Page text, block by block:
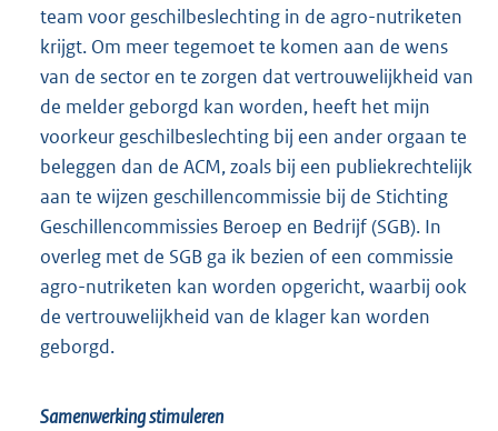
team voor geschilbeslechting in de agro-nutriketen
krijgt. Om meer tegemoet te komen aan de wens
van de sector en te zorgen dat vertrouwelijkheid van
de melder geborgd kan worden, heeft het mijn
voorkeur geschilbeslechting bij een ander orgaan te
beleggen dan de ACM, zoals bij een publiekrechtelijk
aan te wijzen geschillencommissie bij de Stichting
Geschillencommissies Beroep en Bedrijf (SGB). In
overleg met de SGB ga ik bezien of een commissie
agro-nutriketen kan worden opgericht, waarbij ook
de vertrouwelijkheid van de klager kan worden
geborgd.
Samenwerking stimuleren